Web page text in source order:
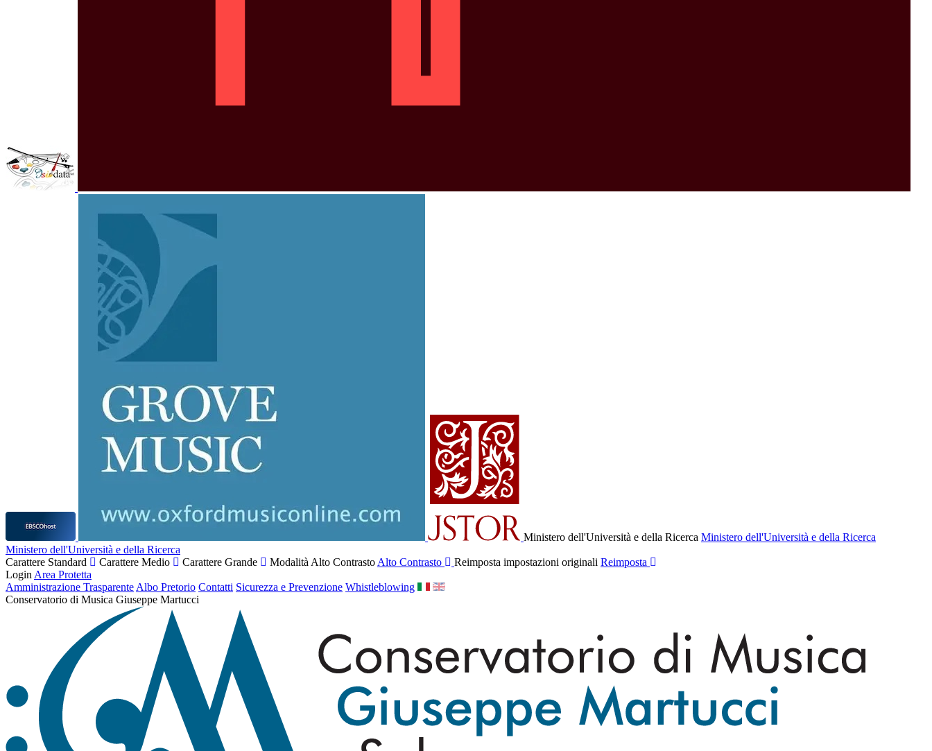
Ministero dell'Università e della Ricerca Ministero dell'Università e della Ricerca
Ministero dell'Università e della Ricerca
Carattere Standard
Carattere Medio Carattere Grande Modalità Alto Contrasto Alto Contrasto Reimposta impostazioni originali Reimposta
Login Area Protetta
Amministrazione Trasparente Albo Pretorio Contatti Sicurezza e Prevenzione Whistleblowing
Conservatorio di Musica Giuseppe Martucci